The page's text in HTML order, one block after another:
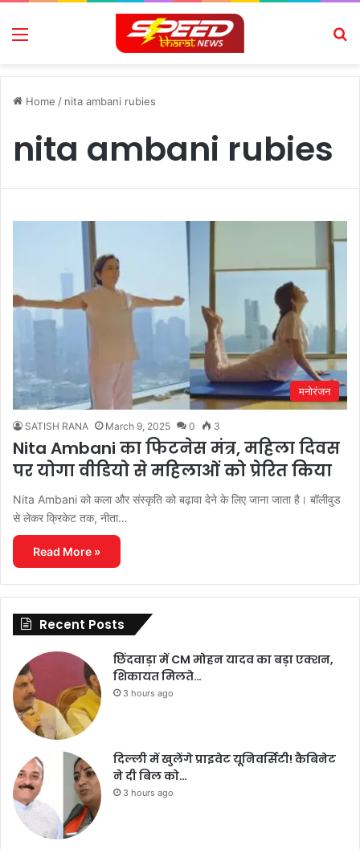
Menu
Home / nita ambani rubies
nita ambani rubies
मनोरंजन
SATISH RANA March 9, 2025 0 3
Nita Ambani का फिटनेस मंत्र, महिला दिवस
पर योगा वीडियो से महिलाओं को प्रेरित किया
Nita Ambani को कला और संस्कृति को बढ़ावा देने के लिए जाना जाता है। बॉलीवुड
से लेकर क्रिकेट तक, नीता…
Read More »
Recent Posts
छिंदवाड़ा में CM मोहन यादव का बड़ा एक्शन,
शिकायत मिलते…
3 hours ago
दिल्ली में खुलेंगे प्राइवेट यूनिवर्सिटी! कैबिनेट
ने दी बिल को…
3 hours ago